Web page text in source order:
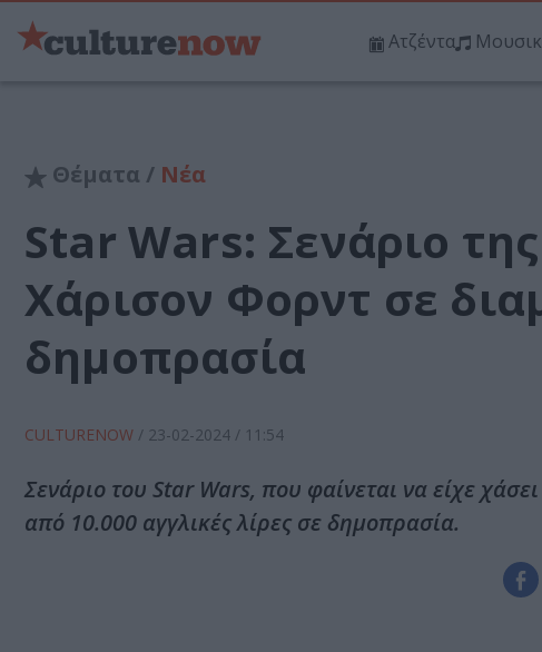
Ατζέντα
Θέματα / Νέα
Star Wars: Σενάριο
Χάρισον Φορντ σε
δημοπρασία
CULTURENOW / 23-02-2024 / 11:54
Σενάριο του Star Wars, που φαίνεται να είχε
από 10.000 αγγλικές λίρες σε δημοπρασία.